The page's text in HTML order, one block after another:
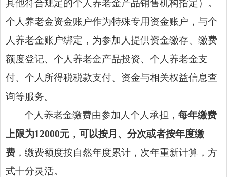
其他符合规定的个人养老金产品销售机构指定）。
个人养老金资金账户作为特殊专用资金账户，与个
人养老金账户绑定，为参加人提供资金缴存、缴费
额度登记、个人养老金产品投资、个人养老金支
付、个人所得税税款支付、资金与相关权益信息查
询等服务。
个人养老金缴费由参加人个人承担，每年缴费
上限为12000元，可以按月、分次或者按年度缴
费 ，缴费额度按自然年度累计，次年重新计算，方
式十分灵活。